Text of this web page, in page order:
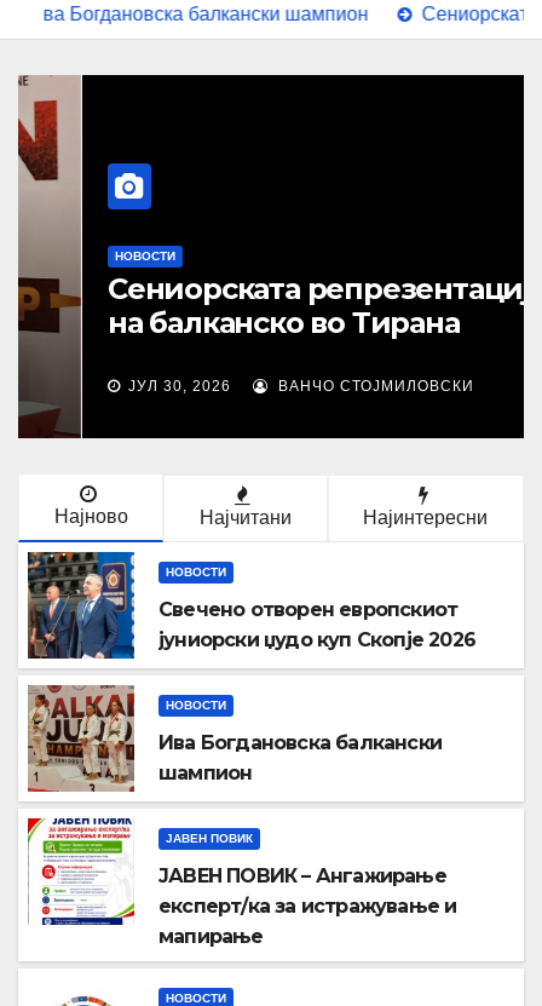
балкански шампион Сениорската
Сениорската репрезентација
на балканско во Тирана
ЈУЛ 30, 2026 ВАНЧО СТОЈМИЛОВСКИ
Најново Најчитани Најинтересни
НОВОСТИ
Свечено отворен европскиот
јуниорски џудо куп Скопје 2026
НОВОСТИ
Ива Богдановска балкански
шампион
ЈАВЕН ПОВИК
ЈАВЕН ПОВИК – Ангажирање
експерт/ка за истражување и
мапирање
НОВОСТИ